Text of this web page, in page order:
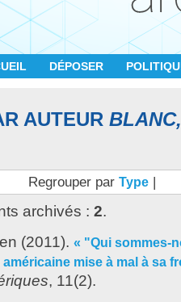
DÉPOSER
AUTEUR
Regrouper par Type |
archivés : 2.
(2011). « "Qui sommes-
mise à mal à sa
, 11(2).